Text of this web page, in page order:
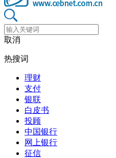
取消
热搜词
理财
支付
银联
白皮书
投顾
中国银行
网上银行
征信